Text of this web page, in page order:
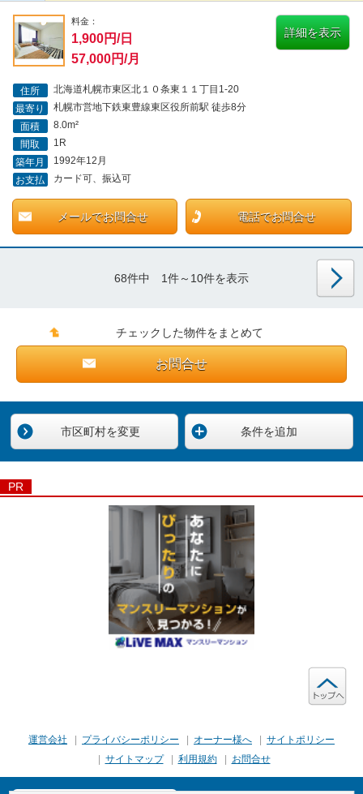
料金：
1,900円/日
57,000円/月
詳細を表示
住所
北海道札幌市東区北１０条東１１丁目1-20
最寄り
札幌市営地下鉄東豊線東区役所前駅 徒歩8分
面積
8.0m²
間取
1R
築年月
1992年12月
お支払
カード可、振込可
メールでお問合せ 電話でお問合せ
68件中 1件～10件を表示
チェックした物件をまとめて
お問合せ
市区町村を変更 条件を追加
PR
運営会社 | プライバシーポリシー | オーナー様へ | サイトポリシー
| サイトマップ | 利用規約 | お問合せ